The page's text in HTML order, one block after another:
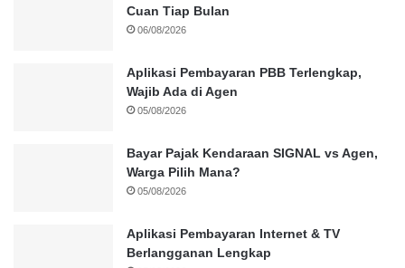
Cuan Tiap Bulan
06/08/2026
Aplikasi Pembayaran PBB Terlengkap,
Wajib Ada di Agen
05/08/2026
Bayar Pajak Kendaraan SIGNAL vs Agen,
Warga Pilih Mana?
05/08/2026
Aplikasi Pembayaran Internet & TV
Berlangganan Lengkap